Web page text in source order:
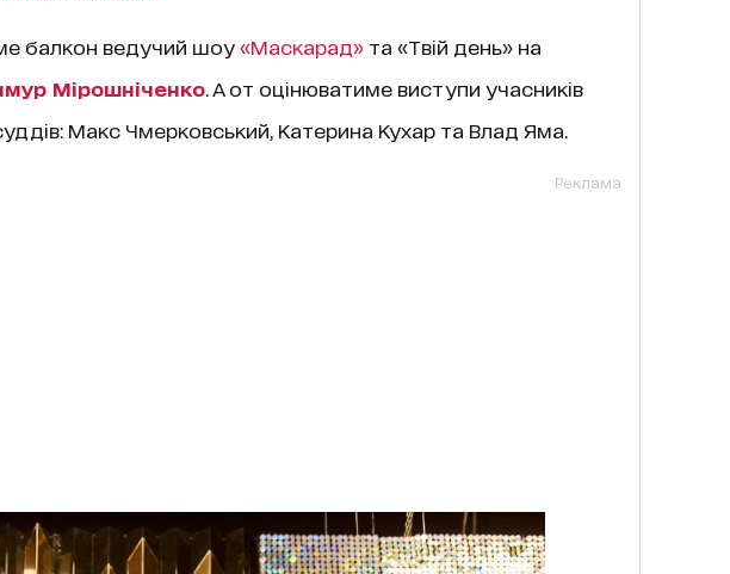
балкон ведучий шоу «Маскарад»та «Твій день» на
Мірошніченко. А от оцінюватиме виступи учасників
Макс Чмерковський, Катерина Кухар та Влад Яма.
Реклама